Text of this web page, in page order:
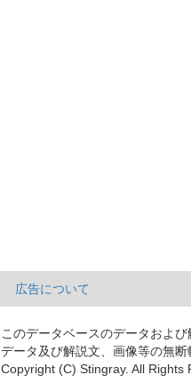
広告について
このデータベースのデータおよ
データ及び解説文、画像等の無断
Copyright (C) Stingray. All Rights